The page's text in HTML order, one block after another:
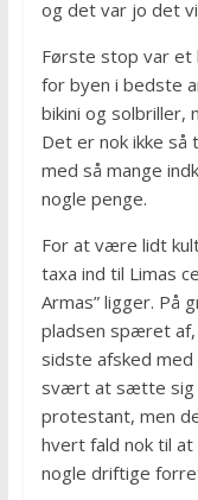
og det var jo det
Første stop var et
for byen i bedste
bikini og solbriller,
Det er nok ikke
med så mange
nogle penge.
For at være lidt
taxa ind til Limas
Armas” ligger. På
pladsen spæret af,
sidste afsked
svært at sætte sig
protestant, men
hvert fald nok til
nogle driftige